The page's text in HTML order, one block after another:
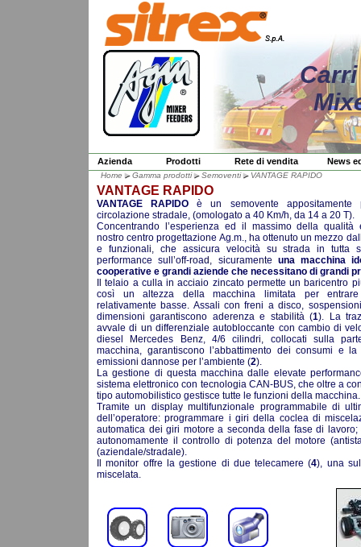
Azienda Prodotti Rete di vendita News
Home Gamma prodotti Semoventi VANTAGE RAPIDO
VANTAGE RAPIDO
VANTAGE RAPIDO è un semovente appositamente
circolazione stradale, (omologato a 40 Km/h, da 14 a 20 T).
Concentrando l’esperienza ed il massimo della qualità
nostro centro progettazione Ag.m., ha ottenuto un mezzo
e funzionali, che assicura velocità su strada in tutta
performance sull’off-road, sicuramente una macchina
cooperative e grandi aziende che necessitano di grandi
Il telaio a culla in acciaio zincato permette un baricentro
così un altezza della macchina limitata per
relativamente basse. Assali con freni a disco,
dimensioni garantiscono aderenza e stabilità (1). La
avvale di un differenziale autobloccante con cambio di
diesel Mercedes Benz, 4/6 cilindri, collocati sulla
macchina, garantiscono l’abbattimento dei consumi e
emissioni dannose per l’ambiente (2).
La gestione di questa macchina dalle elevate
sistema elettronico con tecnologia CAN-BUS, che oltre a
tipo automobilistico gestisce tutte le funzioni della macchina.
Tramite un display multifunzionale programmabile di
dell’operatore: programmare i giri della coclea di
automatica dei giri motore a seconda della fase di
autonomamente il controllo di potenza del motore
(aziendale/stradale).
Il monitor offre la gestione di due telecamere (4), una
miscelata.